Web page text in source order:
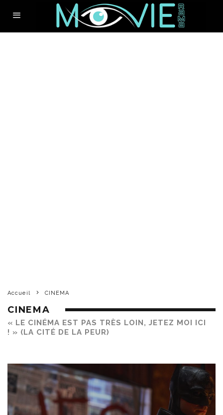
Accueil CINEMA
CINEMA
« LE CINÉMA EST PAS TRÈS LOIN, JETEZ MOI ICI
! » (LA CITÉ DE LA PEUR)